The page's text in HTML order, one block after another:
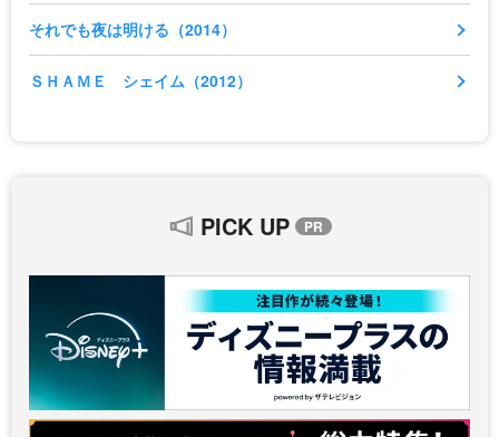
それでも夜は明ける（2014）
ＳＨＡＭＥ シェイム（2012）
PICK UP